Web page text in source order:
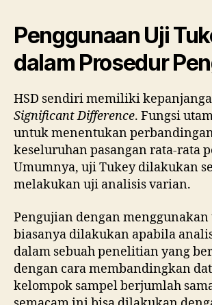
Penggunaan Uji
dalam Prosedur
HSD sendiri memiliki
Significant Difference. Fungsi
untuk menentukan
keseluruhan pasangan rata-rata
Umumnya, uji Tukey dilakukan
melakukan uji analisis varian.
Pengujian dengan
biasanya dilakukan apabila
dalam sebuah penelitian yang
dengan cara membandingkan
kelompok sampel berjumlah